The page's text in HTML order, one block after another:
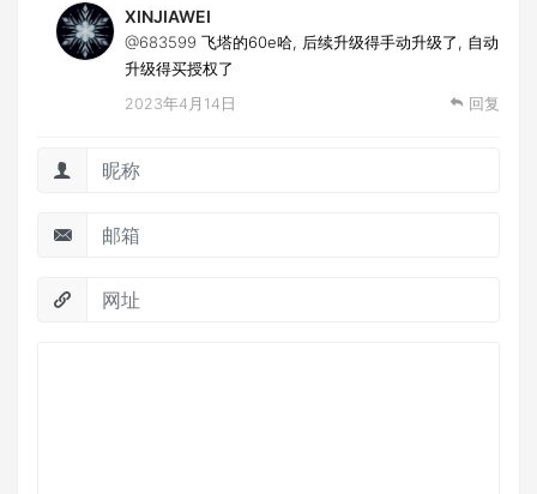
XINJIAWEI
@683599 飞塔的60e哈, 后续升级得手动升级了, 自动
升级得买授权了
2023年4月14日 回复